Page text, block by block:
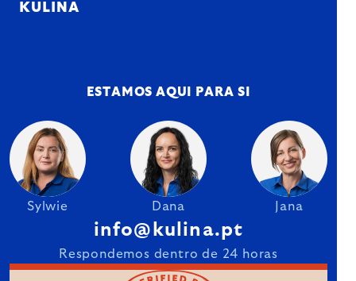
KULINA
ESTAMOS AQUI PARA SI
Sylwie Dana Jana
info@kulina.pt
Respondemos dentro de 24 horas